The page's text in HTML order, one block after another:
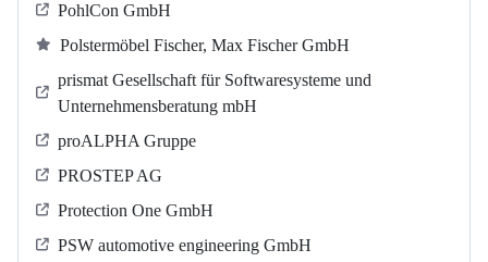
PohlCon GmbH
Polstermöbel Fischer, Max Fischer GmbH
prismat Gesellschaft für Softwaresysteme und
Unternehmensberatung mbH
proALPHA Gruppe
PROSTEP AG
Protection One GmbH
PSW automotive engineering GmbH